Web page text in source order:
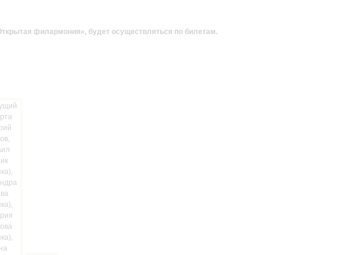
филармония», будет осуществляться по билетам.